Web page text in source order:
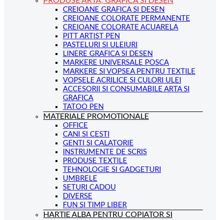
CREIOANE GRAFICA SI DESEN
CREIOANE COLORATE PERMANENTE
CREIOANE COLORATE ACUARELA
PITT ARTIST PEN
PASTELURI SI ULEIURI
LINERE GRAFICA SI DESEN
MARKERE UNIVERSALE POSCA
MARKERE SI VOPSEA PENTRU TEXTILE
VOPSELE ACRILICE SI CULORI ULEI
ACCESORII SI CONSUMABILE ARTA SI
GRAFICA
TATOO PEN
MATERIALE PROMOTIONALE
OFFICE
CANI SI CESTI
GENTI SI CALATORIE
INSTRUMENTE DE SCRIS
PRODUSE TEXTILE
TEHNOLOGIE SI GADGETURI
UMBRELE
SETURI CADOU
DIVERSE
FUN SI TIMP LIBER
HARTIE ALBA PENTRU COPIATOR SI